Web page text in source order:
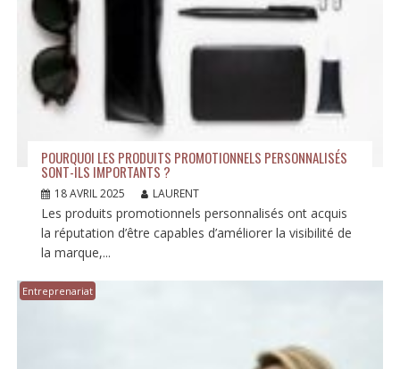
POURQUOI LES PRODUITS PROMOTIONNELS PERSONNALISÉS
SONT-ILS IMPORTANTS ?
18 AVRIL 2025 LAURENT
Les produits promotionnels personnalisés ont acquis
la réputation d’être capables d’améliorer la visibilité de
la marque,...
Entreprenariat